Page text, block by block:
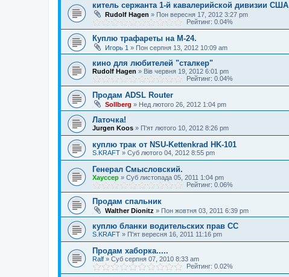
китель сержанта 1-й кавалерийской дивизии США
Rudolf Hagen » Пон вересня 17, 2012 3:27 pm
Рейтинг: 0.04%
Куплю трафареты на М-24.
Игорь 1 » Пон серпня 13, 2012 10:09 am
кино для любителей "сталкер"
Rudolf Hagen » Вів червня 19, 2012 6:01 pm
Рейтинг: 0.04%
Продам ADSL Router
Sollberg » Нед лютого 26, 2012 1:04 pm
Латочка!
Jurgen Koos » П'ят лютого 10, 2012 8:26 pm
куплю трак от NSU-Kettenkrad HK-101
S.KRAFT » Суб лютого 04, 2012 8:55 pm
Генерал Смысловский.
Хауссер » Суб листопада 05, 2011 1:04 pm
Рейтинг: 0.06%
Продам спальник
Walther Dionitz » Пон жовтня 03, 2011 6:39 pm
куплю бланки водительских прав СС
S.KRAFT » П'ят вересня 16, 2011 11:16 pm
Продам хаборка.....
Ralf » Суб серпня 07, 2010 8:33 am
Рейтинг: 0.02%